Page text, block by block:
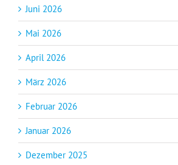
Juni 2026
Mai 2026
April 2026
März 2026
Februar 2026
Januar 2026
Dezember 2025